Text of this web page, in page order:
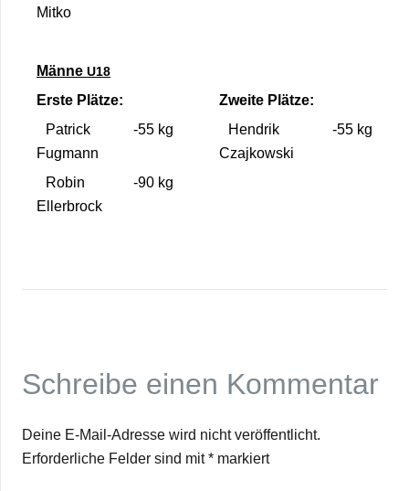
Mitko
Männe U18
Erste Plätze:
Zweite Plätze:
Patrick
Fug­mann
-55 kg
Hen­drik
Czajkowski
-55 kg
Robin
Eller­b­rock
-90 kg
Schreibe einen Kommentar
Deine E-Mail-Adresse wird nicht veröffentlicht.
Erforderliche Felder sind mit* markiert